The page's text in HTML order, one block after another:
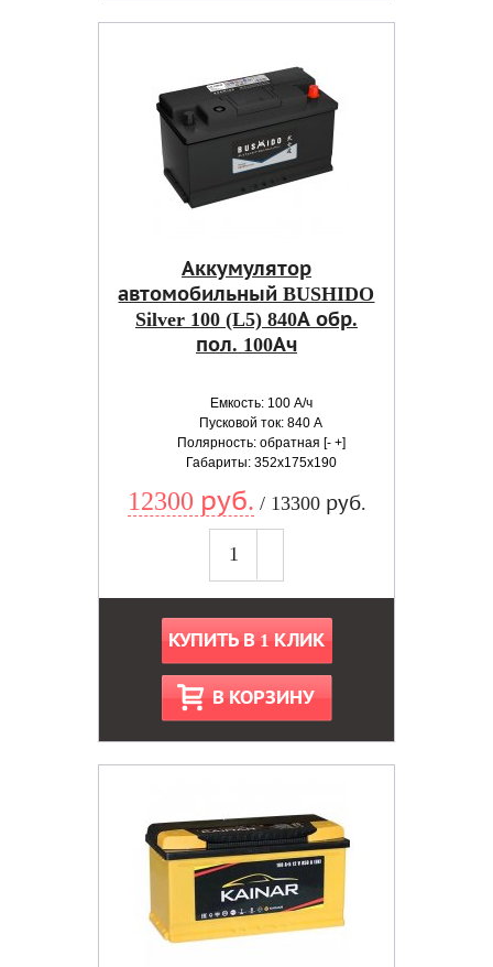
Аккумулятор
автомобильный BUSHIDO
Silver 100 (L5) 840А обр.
пол. 100Ач
Емкость: 100 А/ч
Пусковой ток: 840 А
Полярность: обратная [- +]
Габариты: 352x175x190
12300 руб. / 13300 руб.
КУПИТЬ В 1 КЛИК
В КОРЗИНУ